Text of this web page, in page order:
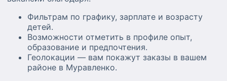
Фильтрам по графику, зарплате и возрасту
детей.
Возможности отметить в профиле опыт,
образование и предпочтения.
Геолокации — вам покажут заказы в вашем
районе в Муравленко.